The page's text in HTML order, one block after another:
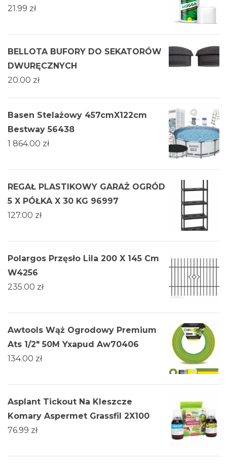
21.99 zł
BELLOTA BUFORY DO SEKATORÓW
DWURĘCZNYCH
20.00 zł
Basen Stelażowy 457cmX122cm
Bestway 56438
1 864.00 zł
REGAŁ PLASTIKOWY GARAŻ OGRÓD
5 X PÓŁKA X 30 KG 96997
127.00 zł
Polargos Przęsło Lila 200 X 145 Cm
W4256
235.00 zł
Awtools Wąż Ogrodowy Premium
Ats 1/2" 50M Yxapud Aw70406
134.00 zł
Asplant Tickout Na Kleszcze
Komary Aspermet Grassfil 2X100
76.99 zł